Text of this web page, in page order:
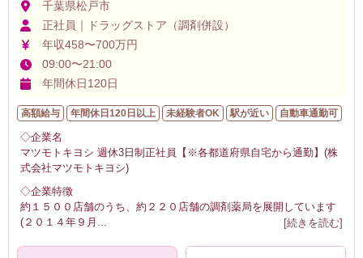
千葉県松戸市
正社員｜ドラッグストア（調剤併設）
年収458〜700万円
09:00〜21:00
年間休日120日
高額給与 年間休日120日以上 未経験者OK 駅が近い 自動車通勤可
◇企業名
マツモトキヨシ 週休3日制正社員【※各都道府県自宅から通勤】(株
式会社マツモトキヨシ)
◇企業特徴
約１５００店舗のうち、約２２０店舗の調剤薬局を展開しています
(２０１４年９月 ... [続きを読む]